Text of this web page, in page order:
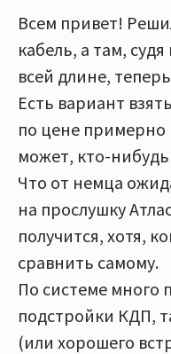
Всем привет!
кабель, а там,
всей длине,
Есть вариант
по цене примерно
может, кто-нибудь
Что от немца
на прослушку
получится, хотя,
сравнить самому.
По системе много
подстройки КДП,
(или хорошего